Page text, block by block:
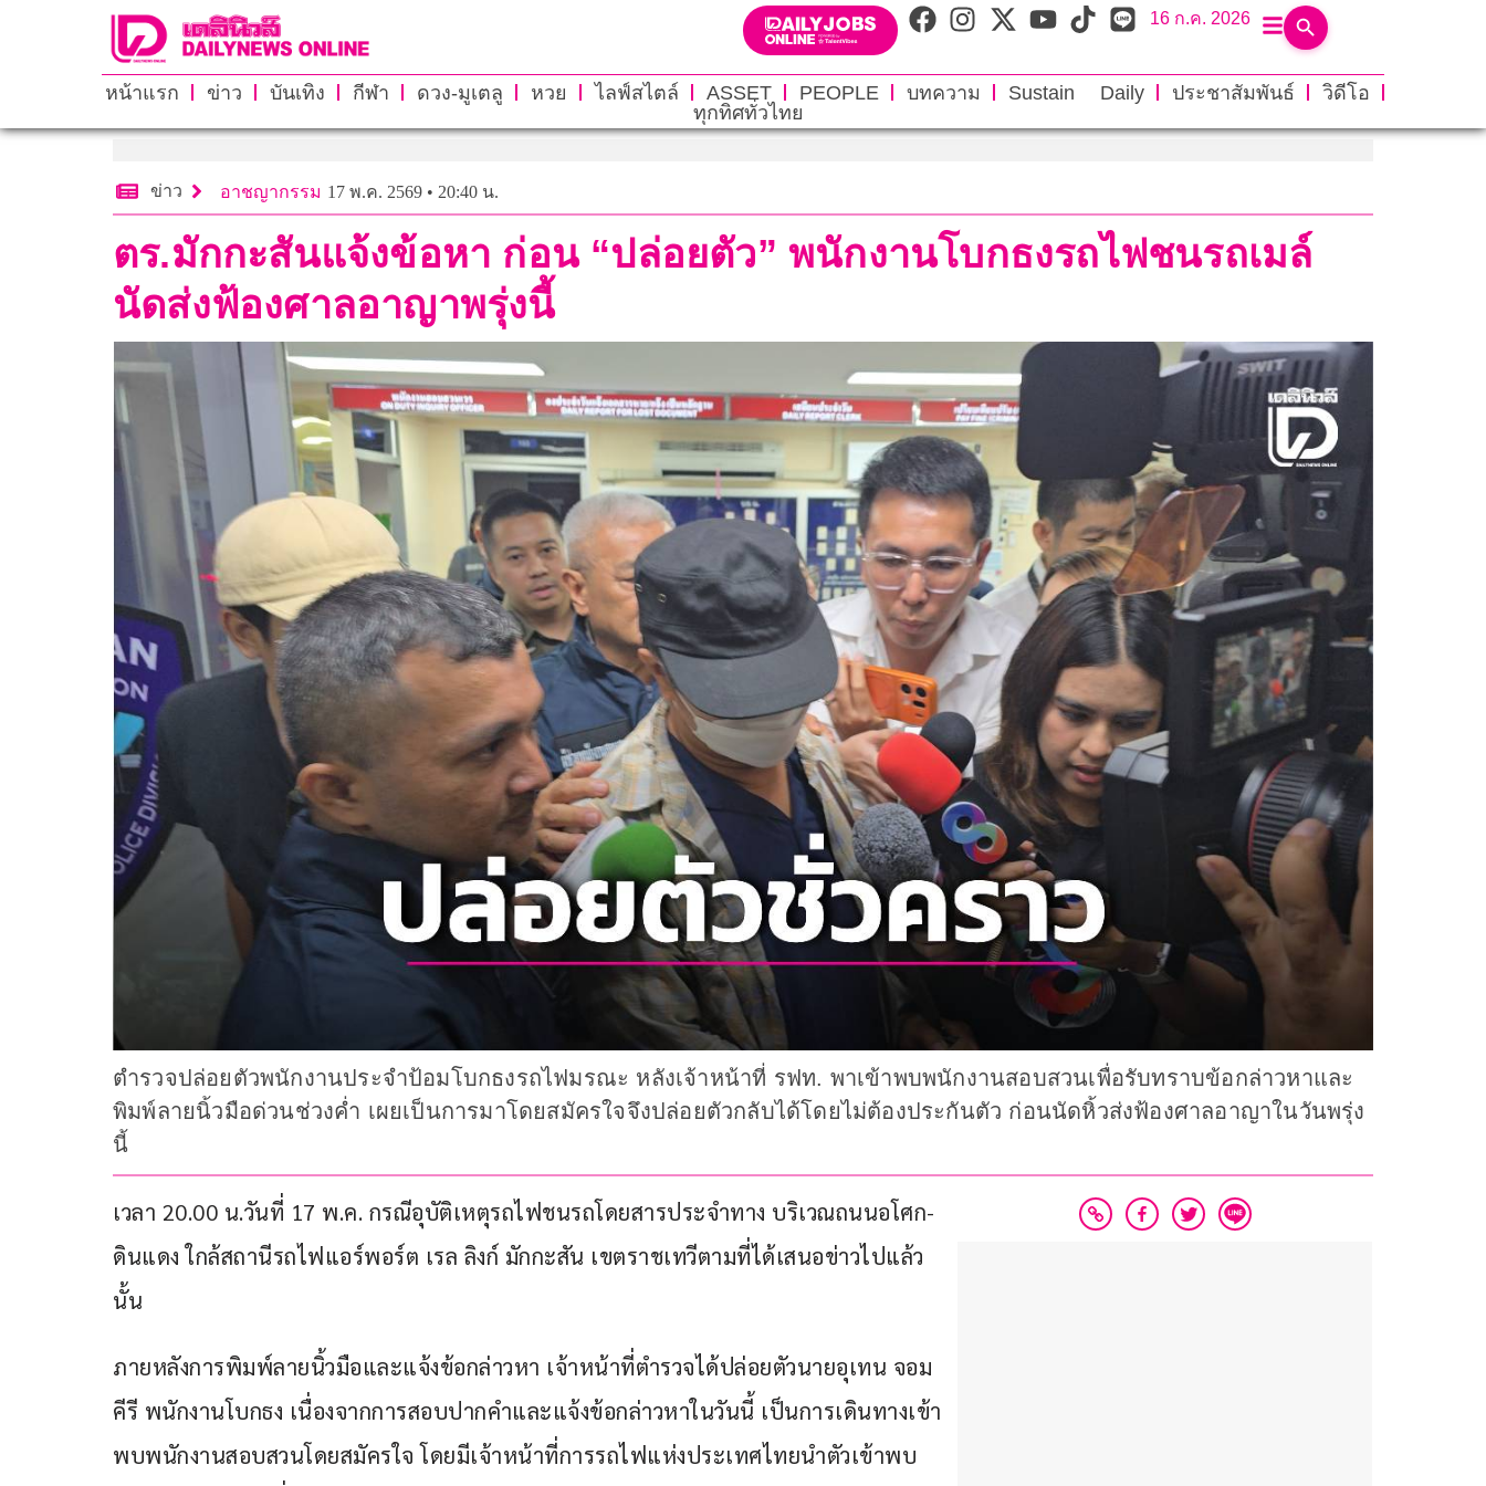
16 ก.ค. 2026
หน้าแรก ข่าว บันเทิง กีฬา ดวง-มูเตลู หวย ไลฟ์สไตล์ ASSET PEOPLE บทความ Sustain Daily ประชาสัมพันธ์
วิดีโอ
ทุกทิศทั่วไทย
ข่าว อาชญากรรม 17 พ.ค. 2569 • 20:40 น.
ตร.มักกะสันแจ้งข้อหา ก่อน “ปล่อยตัว” พนักงานโบกธงรถไฟชนรถเมล์
นัดส่งฟ้องศาลอาญาพรุ่งนี้
ตำรวจปล่อยตัวพนักงานประจำป้อมโบกธงรถไฟมรณะ หลังเจ้าหน้าที่ รฟท. พาเข้าพบพนักงานสอบสวนเพื่อรับทราบข้อกล่าวหาและ
พิมพ์ลายนิ้วมือด่วนช่วงค่ำ เผยเป็นการมาโดยสมัครใจจึงปล่อยตัวกลับได้โดยไม่ต้องประกันตัว ก่อนนัดหิ้วส่งฟ้องศาลอาญาในวันพรุ่ง
นี้
เวลา 20.00 น.วันที่ 17 พ.ค. กรณีอุบัติเหตุรถไฟชนรถโดยสารประจำทาง บริเวณถนนอโศก-
ดินแดง ใกล้สถานีรถไฟแอร์พอร์ต เรล ลิงก์ มักกะสัน เขตราชเทวีตามที่ได้เสนอข่าวไปแล้ว
นั้น
ภายหลังการพิมพ์ลายนิ้วมือและแจ้งข้อกล่าวหา เจ้าหน้าที่ตำรวจได้ปล่อยตัวนายอุเทน จอม
คีรี พนักงานโบกธง เนื่องจากการสอบปากคำและแจ้งข้อกล่าวหาในวันนี้ เป็นการเดินทางเข้า
พบพนักงานสอบสวนโดยสมัครใจ โดยมีเจ้าหน้าที่การรถไฟแห่งประเทศไทยนำตัวเข้าพบ